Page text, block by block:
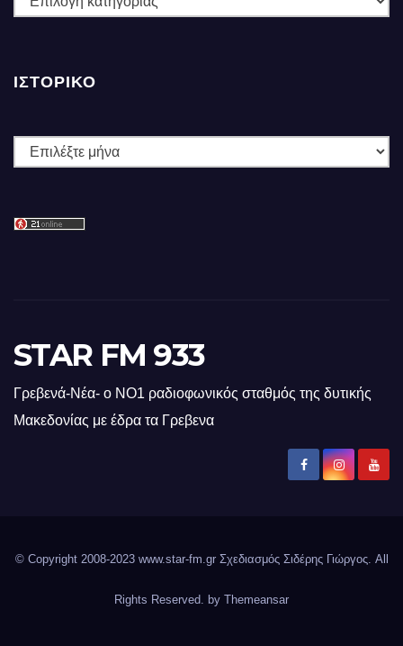
ΙΣΤΟΡΙΚΌ
Ιστορικό
STAR FM 933
Γρεβενά-Νέα- ο ΝΟ1 ραδιοφωνικός σταθμός της δυτικής
Μακεδονίας με έδρα τα Γρεβενα
© Copyright 2008-2023 www.star-fm.gr Σχεδιασμός Σιδέρης Γιώργος. All
Rights Reserved. by Themeansar